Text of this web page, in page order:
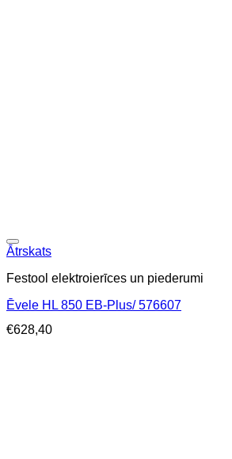
Ātrskats
Festool elektroierīces un piederumi
Ēvele HL 850 EB-Plus/ 576607
€628,40